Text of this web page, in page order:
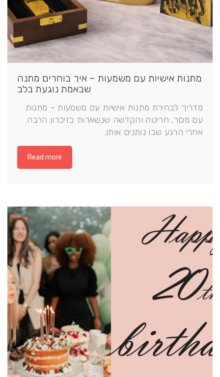
מתנות אישיות עם משמעות – איך בוחרים מתנה
שבאמת נוגעת בלב
מדריך לבחירת מתנות אישיות עם משמעות – מתנות
עם מסר, חריטה והקדשה שנשארות בזיכרון הרבה
אחרי הרגע שבו נותנים אותן.
Read more